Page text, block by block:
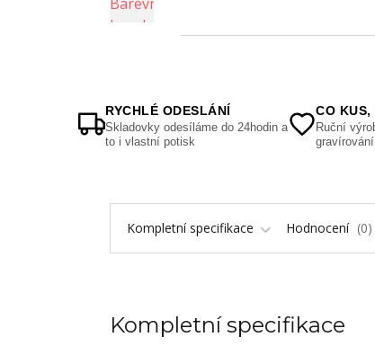
RYCHLÉ ODESLÁNÍ
Skladovky odesíláme do 24hodin a
to i vlastní potisk
CO KUS,
Ruční
gravírování
Kompletní specifikace Hodnocení 0
Kompletní specifikace